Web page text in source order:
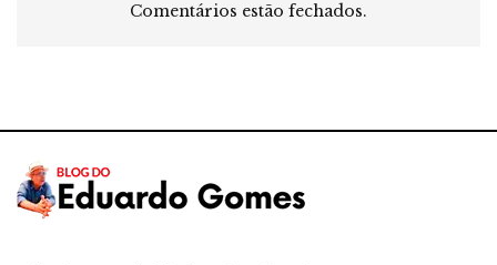
Comentários estão fechados.